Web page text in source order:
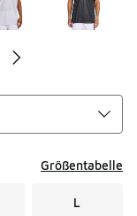
Größentabelle
L